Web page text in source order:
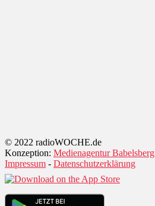
© 2022 radioWOCHE.de
Konzeption: Medienagentur Babelsberg
Impressum - Datenschutzerklärung